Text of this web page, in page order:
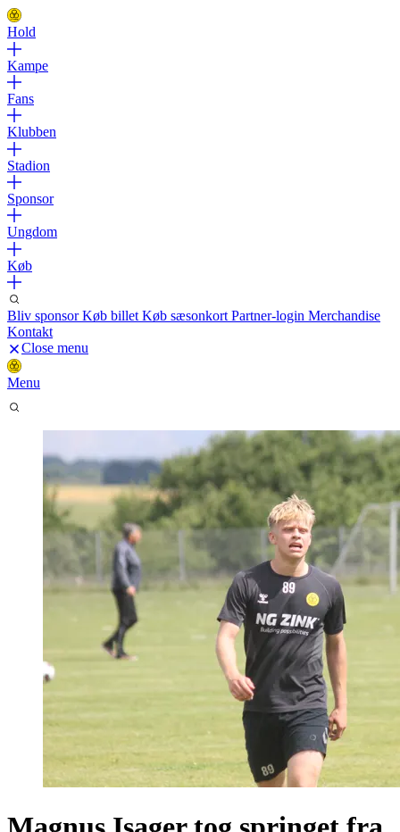
Hold
Kampe
Fans
Klubben
Stadion
Sponsor
Ungdom
Køb
Bliv sponsorKøb billet Køb sæsonkort Partner-login Merchandise
Kontakt
Close menu
Menu